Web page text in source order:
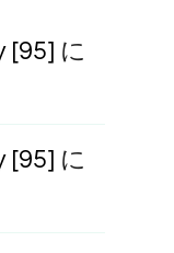
[95] に
[95] に